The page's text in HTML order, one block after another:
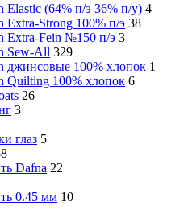
Elastic (64% п/э 36% п/у) 4
Extra-Strong 100% п/э 38
Extra-Fein №150 п/э 3
Sew-All 329
джинсовые 100% хлопок 1
Quilting 100% хлопок 6
26
3
глаз 5
Dafna 22
0.45 мм 10